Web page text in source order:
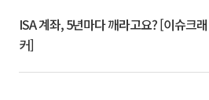
ISA 계좌, 5년마다 깨라고요? [이슈크래
커]